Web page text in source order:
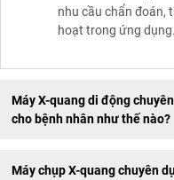
nhu cầu chẩn đoán,
hoạt trong ứng dụng.
Máy X-quang di động
cho bệnh nhân như thế nào?
Máy chụp X-quang chuyên